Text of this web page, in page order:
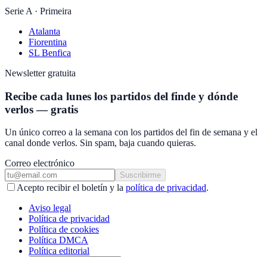
Serie A · Primeira
Atalanta
Fiorentina
SL Benfica
Newsletter gratuita
Recibe cada lunes los partidos del finde y dónde
verlos — gratis
Un único correo a la semana con los partidos del fin de semana y el
canal donde verlos. Sin spam, baja cuando quieras.
Correo electrónico
Suscribirme
Acepto recibir el boletín y la política de privacidad.
Aviso legal
Política de privacidad
Política de cookies
Política DMCA
Política editorial